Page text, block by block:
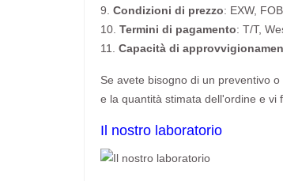
9. Condizioni di prezzo: EXW,
10. Termini di pagamento: T/T,
11. Capacità di
Se avete bisogno di un preventivo
e la quantità stimata dell'ordine e vi
Il nostro laboratorio